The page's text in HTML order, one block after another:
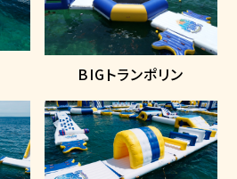
BIGトランポリン